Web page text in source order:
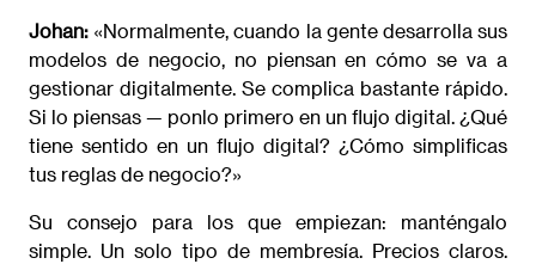
Johan: «Normalmente, cuando la gente desarrolla sus
modelos de negocio, no piensan en cómo se va a
gestionar digitalmente. Se complica bastante rápido.
Si lo piensas — ponlo primero en un flujo digital. ¿Qué
tiene sentido en un flujo digital? ¿Cómo simplificas
tus reglas de negocio?»
Su consejo para los que empiezan: manténgalo
simple. Un solo tipo de membresía. Precios claros.